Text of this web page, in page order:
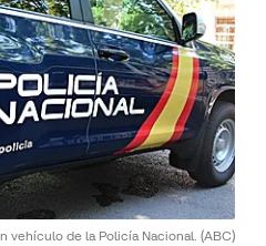
vehículo de la Policía Nacional. (ABC)